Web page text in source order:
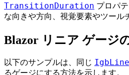
TransitionDuration プロパ
な向きや方向、視覚要素やツール
Blazor リニア ゲージ
以下のサンプルは、同じ
るゲージにする方法を示します。